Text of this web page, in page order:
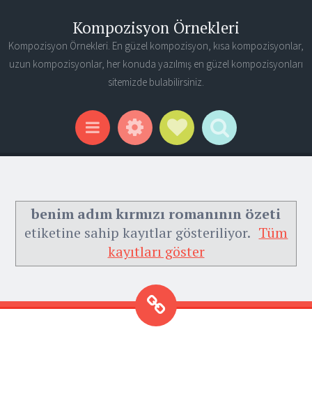
Kompozisyon Örnekleri
Kompozisyon Örnekleri. En güzel kompozisyon, kısa kompozisyonlar,
uzun kompozisyonlar, her konuda yazılmış en güzel kompozisyonları
sitemizde bulabilirsiniz.
Menu WidgetsSocial Links
Search
benim adım kırmızı romanının özeti
etiketine sahip kayıtlar gösteriliyor. Tüm
kayıtları göster